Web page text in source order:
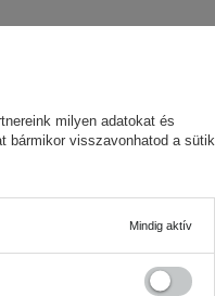
milyen adatokat és
bármikor visszavonhatod a sütik
Mindig aktív